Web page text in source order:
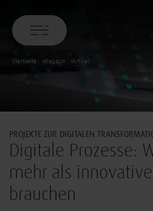
Startseite Magazin Artikel
PROJEKTE ZUR DIGITALEN
Digitale Prozesse:
mehr als
brauchen